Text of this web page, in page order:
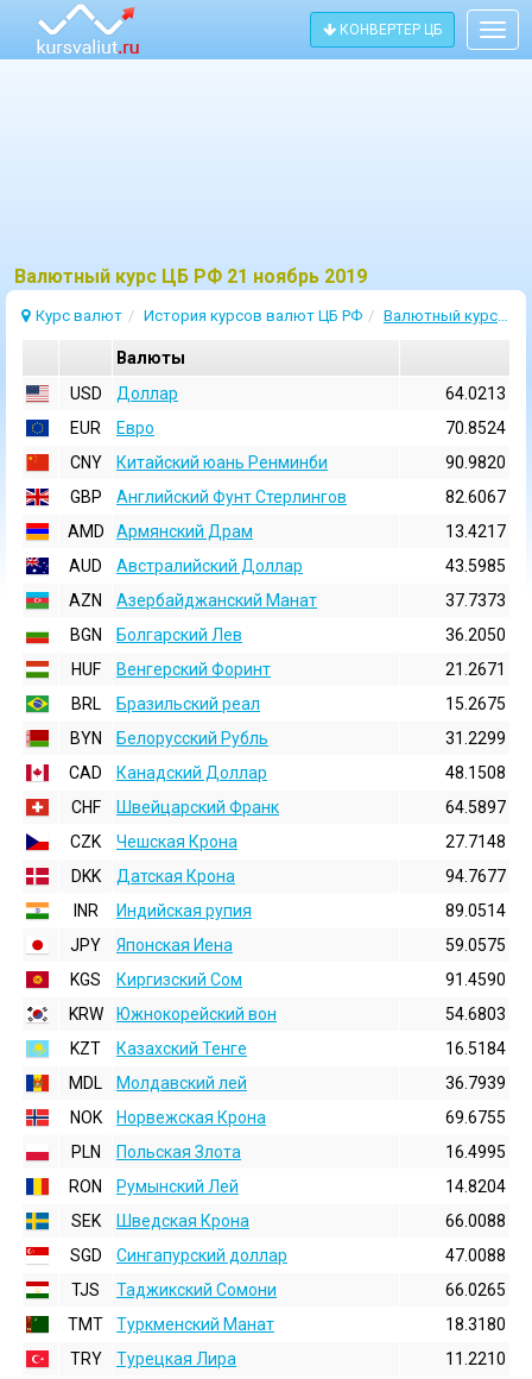
КОНВЕРТЕР ЦБ
Bалютный курс ЦБ РФ 21 ноябрь 2019
Курс валют История курсов валют ЦБ РФ Валютный курс 21 Ноябрь 2019
Валюты
USD
Доллар
64.0213
EUR
Евро
70.8524
CNY
Китайский юань Ренминби
90.9820
GBP
Английский Фунт Стерлингов
82.6067
AMD
Армянский Драм
13.4217
AUD
Австралийский Доллар
43.5985
AZN
Азербайджанский Манат
37.7373
BGN
Болгарский Лев
36.2050
HUF
Венгерский Форинт
21.2671
BRL
Бразильский реал
15.2675
BYN
Белорусский Рубль
31.2299
CAD
Канадский Доллар
48.1508
CHF
Швейцарский Франк
64.5897
CZK
Чешская Крона
27.7148
DKK
Датская Крона
94.7677
INR
Индийская pупия
89.0514
JPY
Японская Иена
59.0575
KGS
Киргизский Сом
91.4590
KRW
Южнокорейский вон
54.6803
KZT
Казахский Тенге
16.5184
MDL
Молдавский лей
36.7939
NOK
Норвежская Крона
69.6755
PLN
Польская Злота
16.4995
RON
Румынский Лей
14.8204
SEK
Шведская Крона
66.0088
SGD
Сингапурский доллар
47.0088
TJS
Таджикский Сомони
66.0265
TMT
Туркменский Манат
18.3180
TRY
Турецкая Лира
11.2210